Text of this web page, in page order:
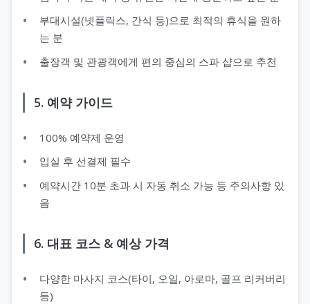
부대시설(넷플릭스, 간식 등)으로 최적의 휴식을 원하
는 분
출장객 및 관광객에게 편의 중심의 스파 샵으로 추천
5. 예약 가이드
100% 예약제 운영
입실 후 선결제 필수
예약시간 10분 초과 시 자동 취소 가능 등 주의사항 있
음
6. 대표 코스 & 예상 가격
다양한 마사지 코스(타이, 오일, 아로마, 골프 리커버리
등)